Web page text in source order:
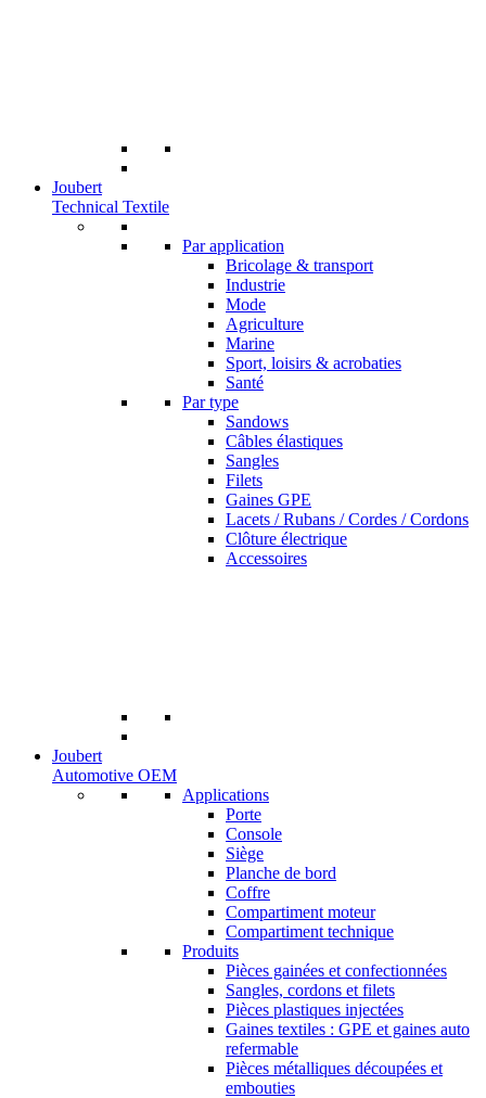
Joubert
Technical Textile
Par application
Bricolage & transport
Industrie
Mode
Agriculture
Marine
Sport, loisirs & acrobaties
Santé
Par type
Sandows
Câbles élastiques
Sangles
Filets
Gaines GPE
Lacets / Rubans / Cordes / Cordons
Clôture électrique
Accessoires
Joubert
Automotive OEM
Applications
Porte
Console
Siège
Planche de bord
Coffre
Compartiment moteur
Compartiment technique
Produits
Pièces gainées et confectionnées
Sangles, cordons et filets
Pièces plastiques injectées
Gaines textiles : GPE et gaines auto
refermable
Pièces métalliques découpées et
embouties